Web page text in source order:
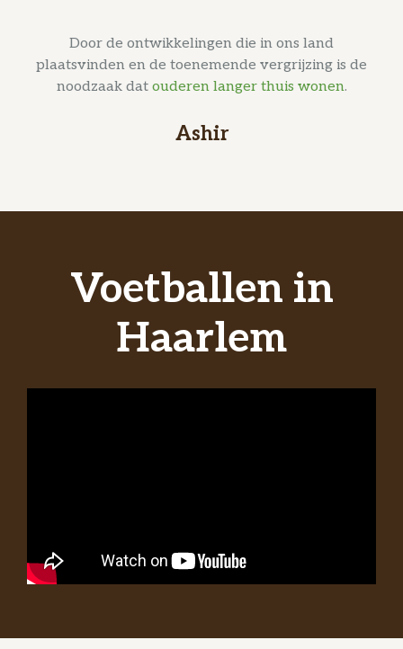
Door de ontwikkelingen die in ons land
plaatsvinden en de toenemende vergrijzing is de
noodzaak dat ouderen langer thuis wonen.
Ashir
Voetballen in
Haarlem